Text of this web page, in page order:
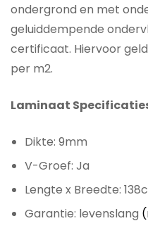
ondergrond en met
geluiddempende
certificaat. Hiervoor
per m2.
Laminaat
Dikte: 9mm
V-Groef: Ja
Lengte x Breedte:
Garantie: levenslang